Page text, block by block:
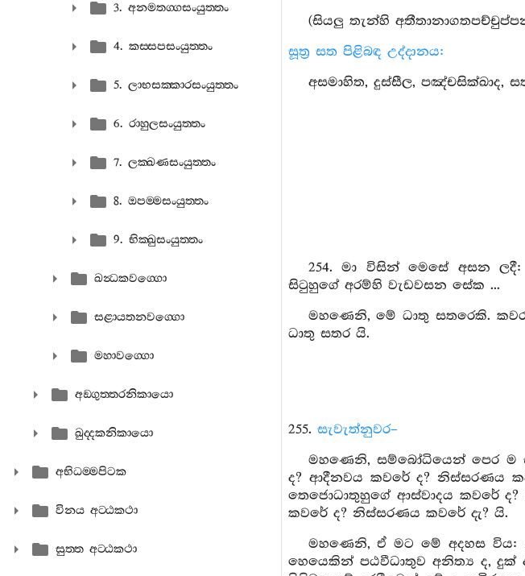
3. අනමතග‍්ගසංයුත‍්තං
4. කස‍්සපසංයුත‍්තං
5. ලාභසක‍්කාරසංයුත‍්තං
6. රාහුලසංයුත‍්තං
7. ලක‍්ඛණසංයුත‍්තං
8. ඔපම‍්මසංයුත‍්තං
9. භික‍්ඛුසංයුත‍්තං
ඛන්‍ධකවග‍්ගො
සළායතනවග‍්ගො
මහාවග‍්ගො
අඞ‍්ගුත‍්තරනිකායො
ඛුද‍්දකනිකායො
අභිධම‍්මපිටක
විනය අට‍්ඨකථා
සුත‍්ත අට‍්ඨකථා
(සියලු තැන්හි
සූත්‍ර සත පිළිබඳ උද්දානය:
අසමාහිත, දුස්සීල, පඤ්චසික්ඛාද,
254. මා විසින් මෙසේ අසන
සිටුහුගේ අරම්හි වැඩවසන සේක ...
මහණෙනි, මේ ධාතු සතරෙකි.
ධාතු සතර යි.
255. සැවැත්නුවර–
මහණෙනි, සම්බෝධියෙන් පෙර ම
ද? ආදීනවය කවරේ ද? නිස්සරණය
තෙජොධාතුහුගේ ආස්වාදය කවරේ
කවරේ ද? නිස්සරණය කවරේ දැ? යි.
මහණෙනි, ඒ මට මේ අදහස විය:
හෙයෙකින් පඨවීධාතුව අනිත්‍ය ද, දුක්